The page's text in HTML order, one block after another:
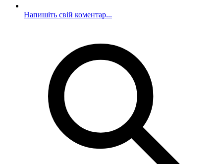
Напишіть свій коментар...